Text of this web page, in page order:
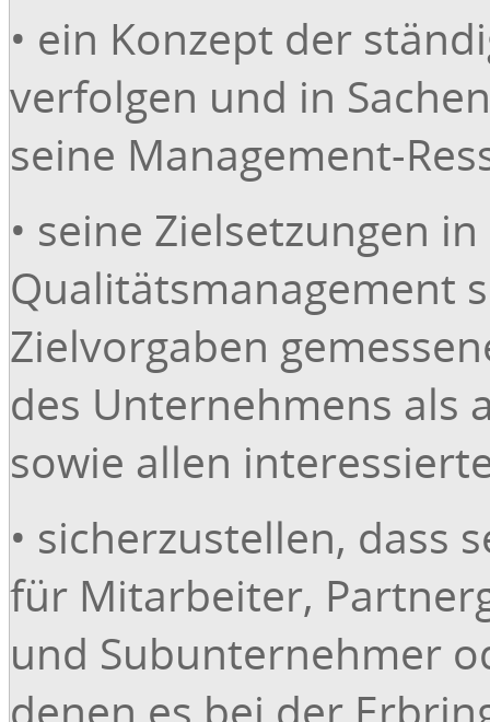
• ein Konzept der
verfolgen und in
seine Management-
• seine Zielsetzungen
Qualitätsmanagement
Zielvorgaben
des Unternehmens als
sowie allen
• sicherzustellen, dass
für Mitarbeiter,
und Subunternehmer